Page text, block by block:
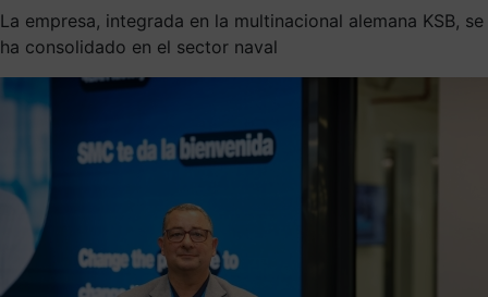
La empresa, integrada en la multinacional alemana KSB, se
ha consolidado en el sector naval